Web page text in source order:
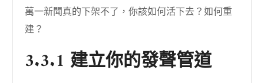
萬一新聞真的下架不了，你該如何活下去？如何重
建？
3.3.1 建立你的發聲管道